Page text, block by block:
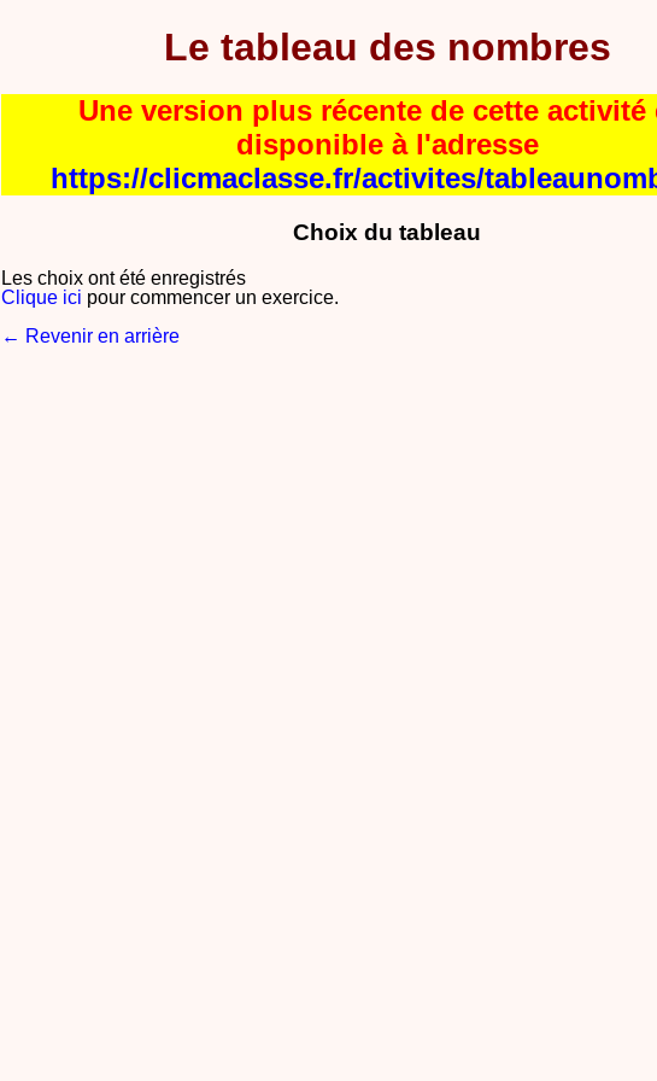
Le tableau des nombres
Une version plus récente de cette activité
disponible à l'adresse
https://clicmaclasse.fr/activites/
Choix du tableau
Les choix ont été enregistrés
Clique ici pour commencer un exercice.
← Revenir en arrière